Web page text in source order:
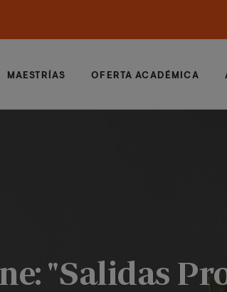
MAESTRÍAS OFERTA ACADÉMICA
"Salidas